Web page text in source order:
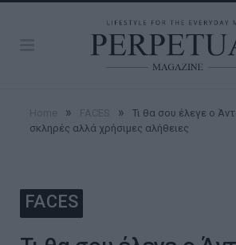
» »
Τι θα σου έλεγε ο
σκληρές αλλά χρήσιμες αλήθειες
FACES